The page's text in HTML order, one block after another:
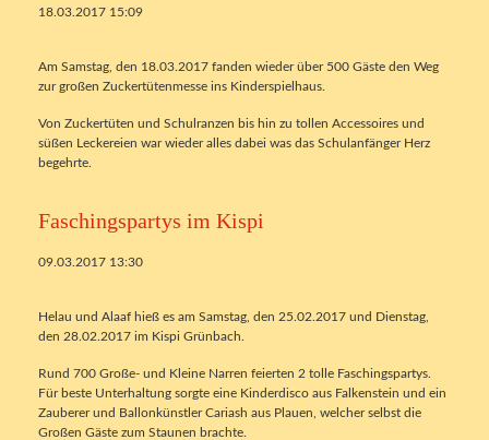
18.03.2017 15:09
Am Samstag, den 18.03.2017 fanden wieder über 500 Gäste den Weg
zur großen Zuckertütenmesse ins Kinderspielhaus.
Von Zuckertüten und Schulranzen bis hin zu tollen Accessoires und
süßen Leckereien war wieder alles dabei was das Schulanfänger Herz
begehrte.
Faschingspartys im Kispi
09.03.2017 13:30
Helau und Alaaf hieß es am Samstag, den 25.02.2017 und Dienstag,
den 28.02.2017 im Kispi Grünbach.
Rund 700 Große- und Kleine Narren feierten 2 tolle Faschingspartys.
Für beste Unterhaltung sorgte eine Kinderdisco aus Falkenstein und ein
Zauberer und Ballonkünstler Cariash aus Plauen, welcher selbst die
Großen Gäste zum Staunen brachte.